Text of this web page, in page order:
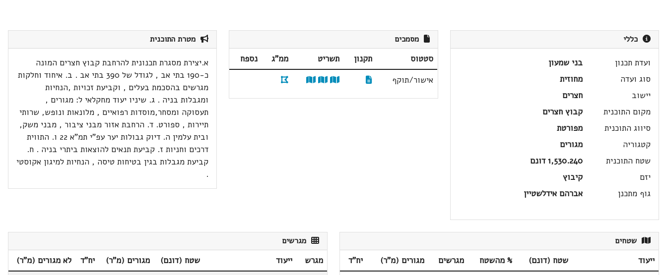
כללי
ועדת תכנון
בני שמעון
סוג ועדה
מחוזית
יישוב
חצרים
מקום התוכנית
קבוץ חצרים
סיווג התוכנית
מפורטת
קטגוריה
מגורים
שטח התוכנית
1,530.240 דונם
יזם
קיבוץ
גוף מתכנן
אברהם אידלשטיין
מסמכים
סטטוס תקנון תשריט ממ"ג
נספח
אישור/תוקף
מטרת התוכנית
א.יצירת מסגרת תכנונית להרחבת קבוץ חצרים המונה
כ-190 בתי אב , לגודל של 390 בתי אב . ב. איחוד וחלקות
מגרשים בהסכמת בעלים , וקביעת זכויות ,הנחיות
ומגבלות בניה . ג. שיניו יעוד מחקלאי ל: מגורים ,
תעסוקה ומסחר,מוסדות רפואיים , מלונאות ונופש, שרותי
תיירות , ספורט. ד. הרחבת אזור מבני ציבור , מבני משק,
ובית עלמין ה. דיוק גבולות יער עפ"י תמ"א 22 ו. התווית
דרכים וחניות ז. קביעת תנאים להוצאות ביתרי בניה . ח.
קביעת מגבלות בגין בטיחות טיסה , הנחיות למיגון אקוסטי
.
שטחים
ייעוד שטח (דונם) % מהשטח מגרשים מגורים (מ"ר)
יח"ד
מגרשים
מגרש ייעוד שטח (דונם) מגורים (מ"ר) יח"ד
לא מגורים (מ"ר)